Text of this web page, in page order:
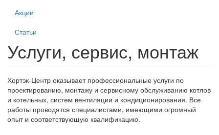
Акции
Статьи
Услуги, сервис, монтаж
Хортэк-Центр оказывает профессиональные услуги по
проектированию, монтажу и сервисному обслуживанию котлов
и котельных, систем вентиляции и кондиционирования. Все
работы проводятся специалистами, имеющими огромный
опыт и соответствующую квалификацию.